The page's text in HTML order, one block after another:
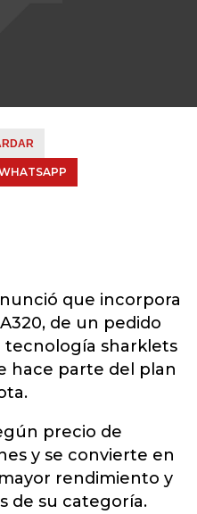
que incorpora
de un pedido
tecnología sharklets
hace parte del plan
precio de
y se convierte en
rendimiento y
de su categoría.